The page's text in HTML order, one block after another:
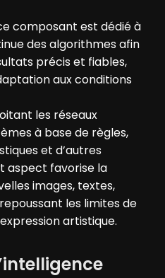
composant est dédié à
des algorithmes afin
précis et fiables,
aux conditions
les réseaux
à base de règles,
et d’autres
aspect favorise la
images, textes,
les limites de
artistique.